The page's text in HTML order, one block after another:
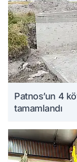
Patnos’un 4
tamamlandı